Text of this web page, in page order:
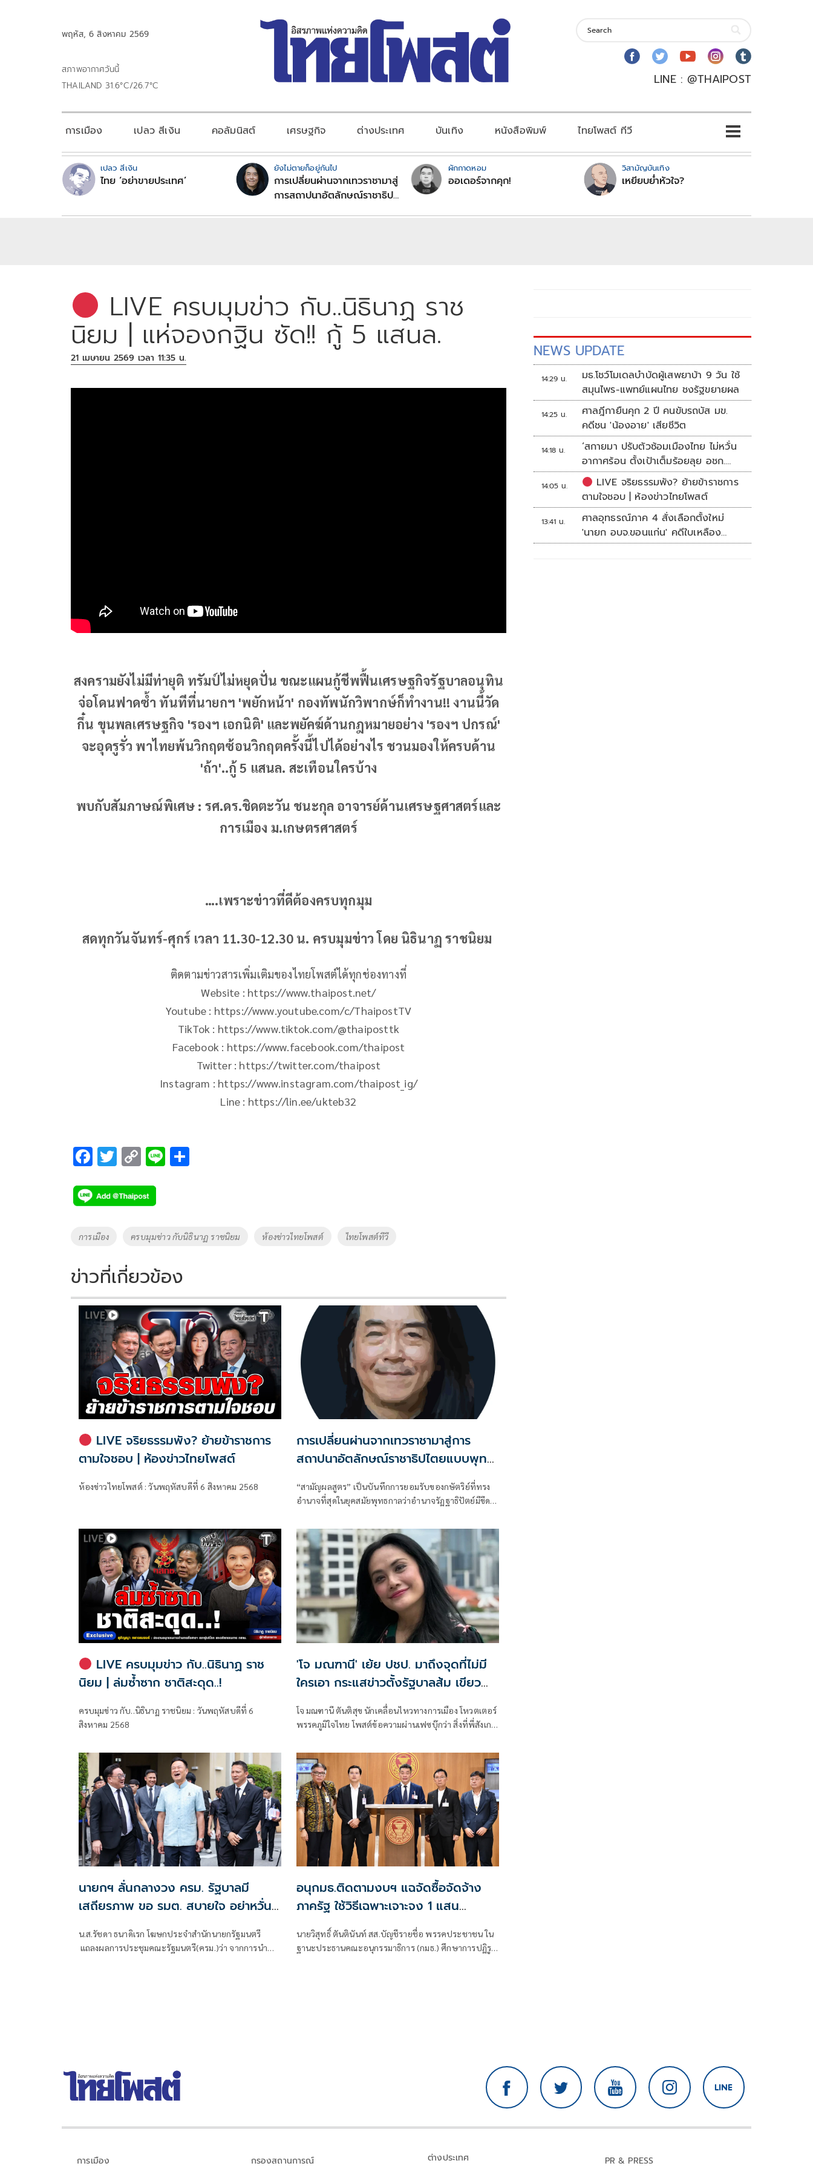
พฤหัส, 6 สิงหาคม 2569
สภาพอากาศวันนี้
THAILAND 31.6°C/26.7°C
LINE : @THAIPOST
การเมือง เปลว สีเงิน คอลัมนิสต์ เศรษฐกิจ ต่างประเทศ บันเทิง หนังสือพิมพ์ ไทยโพสต์ ทีวี
เปลว สีเงิน
ไทย ‘อย่าขายประเทศ’
ยังไม่ตายก็อยู่กันไป
การเปลี่ยนผ่านจากเทวราชามาสู่
การสถาปนาอัตลักษณ์ราชาธิป
ผักกาดหอม
ออเดอร์จากคุก!
วิสามัญบันเทิง
เหยียบย่ำหัวใจ?
LIVE ครบมุมข่าว กับ..นิธินาฏ ราช
นิยม | แห่จองกฐิน ซัด!! กู้ 5 แสนล.
21 เมษายน 2569 เวลา 11:35 น.
สงครามยังไม่มีท่ายุติ ทรัมป์ไม่หยุดปั่น ขณะแผนกู้ชีพฟื้นเศรษฐกิจรัฐบาลอนุทิน
จ่อโดนฟาดซ้ำ ทันทีที่นายกฯ 'พยักหน้า' กองทัพนักวิพากษ์ก็ทำงาน!! งานนี้วัด
กึ๋น ขุนพลเศรษฐกิจ 'รองฯ เอกนิติ' และพยัคฆ์ด้านกฎหมายอย่าง 'รองฯ ปกรณ์'
จะอุดรูรั่ว พาไทยพ้นวิกฤตซ้อนวิกฤตครั้งนี้ไปได้อย่างไร ชวนมองให้ครบด้าน
'ถ้า'..กู้ 5 แสนล. สะเทือนใครบ้าง
พบกับสัมภาษณ์พิเศษ : รศ.ดร.ชิดตะวัน ชนะกุล อาจารย์ด้านเศรษฐศาสตร์และ
การเมือง ม.เกษตรศาสตร์
….เพราะข่าวที่ดีต้องครบทุกมุม
สดทุกวันจันทร์-ศุกร์ เวลา 11.30-12.30 น. ครบมุมข่าว โดย นิธินาฏ ราชนิยม
ติดตามข่าวสารเพิ่มเติมของไทยโพสต์ได้ทุกช่องทางที่
Website : https://www.thaipost.net/
Youtube : https://www.youtube.com/c/ThaipostTV
TikTok : https://www.tiktok.com/@thaiposttk
Facebook : https://www.facebook.com/thaipost
Twitter : https://twitter.com/thaipost
Instagram : https://www.instagram.com/thaipost_ig/
Line : https://lin.ee/ukteb32
F
e
b
o
k
T
tt
er
C
p
y
Li
k
Li
Tags
การเมือง ครบมุมข่าว กับนิธินาฏ ราชนิยม ห้องข่าวไทยโพสต์ ไทยโพสต์ทีวี
ข่าวที่เกี่ยวข้อง
LIVE จริยธรรมพัง? ย้ายข้าราชการ
ตามใจชอบ | ห้องข่าวไทยโพสต์
ห้องข่าวไทยโพสต์ : วันพฤหัสบดีที่ 6 สิงหาคม 2568
การเปลี่ยนผ่านจากเทวราชามาสู่การ
สถาปนาอัตลักษณ์ราชาธิปไตยแบบพุทธ
ศาสนาในพระไตรปิฏก : สามัญผลสูตรใน
ฐานะทฤษฎีขีดจำกัดของอำนาจรัฐเหนือ
แรงงานและทรัพย์สิน
“สามัญผลสูตร” เป็นบันทึกการยอมรับของกษัตริย์ที่ทรง
อำนาจที่สุดในยุคสมัยพุทธกาลว่าอำนาจรัฏฐาธิปัตย์มีขีด
จิตใจของพลเมือง
LIVE ครบมุมข่าว กับ..นิธินาฏ ราช
นิยม | ล่มซ้ำซาก ชาติสะดุด..!
ครบมุมข่าว กับ..นิธินาฏ ราชนิยม : วันพฤหัสบดีที่ 6
สิงหาคม 2568
'โจ มณฑานี' เย้ย ปชป. มาถึงจุดที่ไม่มี
ใครเอา กระแสข่าวตั้งรัฐบาลส้ม เขียว
แดง ก็ยังไม่มีฟ้าเลย
โจ มณฑานี ตันติสุข นักเคลื่อนไหวทางการเมือง โหวตเตอร์
พรรคภูมิใจไทย โพสต์ข้อความผ่านเฟซบุ๊กว่า สิ่งที่พี่สังเกต
มาถึงจุดที่เป็นพรรคที่ทุกฝั่งลืมได้ไงเนี้ย
นายกฯ ลั่นกลางวง ครม. รัฐบาลมี
เสถียรภาพ ขอ รมต. สบายใจ อย่าหวั่น
น.ส.รัชดา ธนาดิเรก โฆษกประจำสำนักนายกรัฐมนตรี
แถลงผลการประชุมคณะรัฐมนตรี(ครม.)ว่า จากการนำ
อนุกมธ.ติดตามงบฯ แฉจัดซื้อจัดจ้าง
ภาครัฐ ใช้วิธีเฉพาะเจาะจง 1 แสน
โครงการทั่วประเทศ เอื้อทุจริตงบกว่า 5
หมื่นล้านบาท
นายวิสุทธิ์ ตันตินันท์ สส.บัญชีรายชื่อ พรรคประชาชน ใน
ฐานะประธานคณะอนุกรรมาธิการ (กมธ.) ศึกษาการปฏิรูป
NEWS UPDATE
14:29 น.
มธ.โชว์โมเดลบำบัดผู้เสพยาบ้า 9 วัน ใช้
สมุนไพร-แพทย์แผนไทย ชงรัฐขยายผล
14:25 น.
ศาลฎีกายืนคุก 2 ปี คนขับรถบัส มข.
คดีชน 'น้องอาย' เสียชีวิต
14:18 น.
‘สกายมา ปรับตัวซ้อมเมืองไทย ไม่หวั่น
อากาศร้อน ตั้งเป้าเต็มร้อยลุย อชก.
2026
14:05 น.
LIVE จริยธรรมพัง? ย้ายข้าราชการ
ตามใจชอบ | ห้องข่าวไทยโพสต์
13:41 น.
ศาลอุทธรณ์ภาค 4 สั่งเลือกตั้งใหม่
'นายก อบจ.ขอนแก่น' คดีใบเหลือง
'วัฒนา ช่างเหลา'
การเมือง กรองสถานการณ์
ต่างประเทศ
PR & PRESS